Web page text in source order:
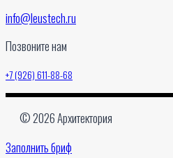
info@leustech.ru
Позвоните нам
+7 (926) 611-88-68
© 2026 Архитектория
Заполнить бриф